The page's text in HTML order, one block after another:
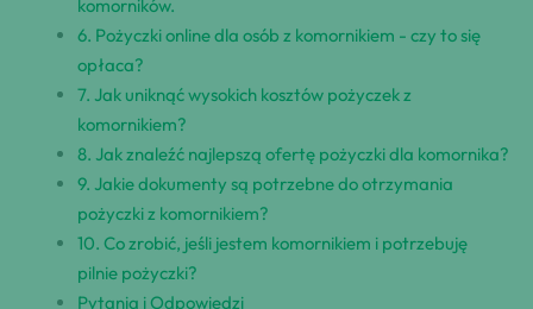
komorników.
6. Pożyczki online dla osób ‍z komornikiem -⁣ czy to się
opłaca?
7. Jak uniknąć wysokich kosztów pożyczek z
komornikiem?
8. Jak‌ znaleźć ​najlepszą ofertę pożyczki dla komornika?
9. Jakie ⁣dokumenty są potrzebne do otrzymania
pożyczki ‍z komornikiem?
10. Co zrobić, jeśli jestem komornikiem i​ potrzebuję
pilnie⁢ pożyczki?
Pytania i Odpowiedzi